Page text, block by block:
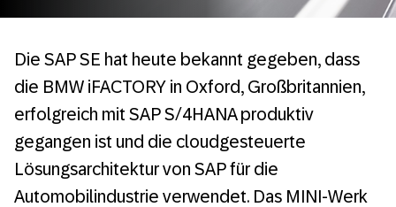
Die SAP SE hat heute bekannt gegeben, dass
die BMW iFACTORY in Oxford, Großbritannien,
erfolgreich mit SAP S/4HANA produktiv
gegangen ist und die cloudgesteuerte
Lösungsarchitektur von SAP für die
Automobilindustrie verwendet. Das MINI-Werk